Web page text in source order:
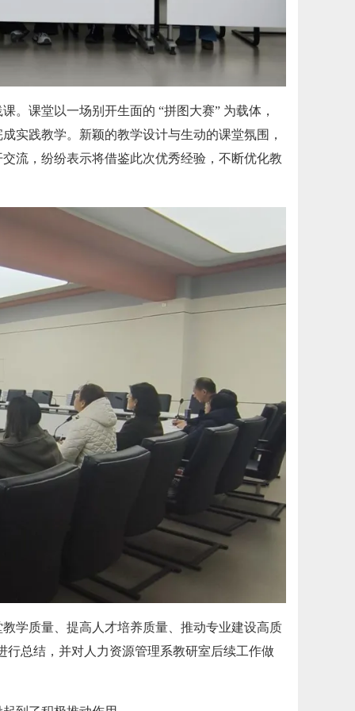
。课堂以一场别开生面的 “拼图大赛” 为载体，
实践教学。新颖的教学设计与生动的课堂氛围，
流，纷纷表示将借鉴此次优秀经验，不断优化教
学质量、提高人才培养质量、推动专业建设高质
行总结，并对人力资源管理系教研室后续工作做